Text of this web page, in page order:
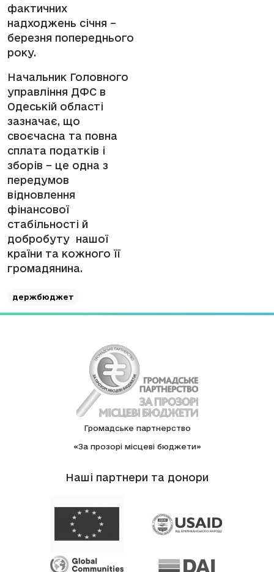
фактичних
надходжень січня –
березня попереднього
року.
Начальник Головного
управління ДФС в
Одеській області
зазначає, що
своєчасна та повна
сплата податків і
зборів – це одна з
передумов
відновлення
фінансової
стабільності й
добробуту нашої
країни та кожного її
громадянина.
держбюджет
Громадське партнерство
«За прозорі місцеві бюджети»
Нашi партнери та донори